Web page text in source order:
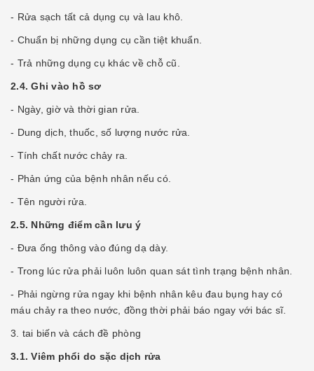
- Rửa sạch tất cả dụng cụ và lau khô.
- Chuẩn bị những dụng cụ cần tiệt khuẩn.
- Trả những dụng cụ khác về chỗ cũ.
2.4. Ghi vào hồ sơ
- Ngày, giờ và thời gian rửa.
- Dung dịch, thuốc, số lượng nước rửa.
- Tính chất nước chảy ra.
- Phản ứng của bệnh nhân nếu có.
- Tên người rửa.
2.5. Những điểm cần lưu ý
- Ðưa ống thông vào đúng dạ dày.
- Trong lúc rửa phải luôn luôn quan sát tình trạng bệnh nhân.
- Phải ngừng rửa ngay khi bệnh nhân kêu đau bụng hay có
máu chảy ra theo nước, đồng thời phải báo ngay với bác sĩ.
3. tai biến và cách đề phòng
3.1. Viêm phổi do sặc dịch rửa